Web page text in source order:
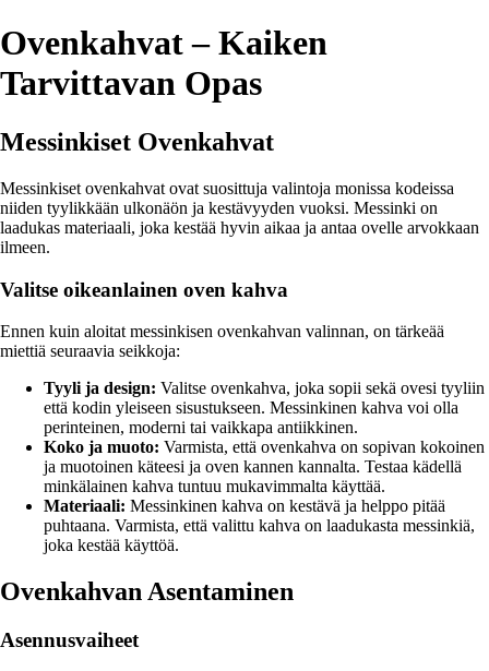
Ovenkahvat – Kaiken
Tarvittavan Opas
Messinkiset Ovenkahvat
Messinkiset ovenkahvat ovat suosittuja valintoja monissa kodeissa
niiden tyylikkään ulkonäön ja kestävyyden vuoksi. Messinki on
laadukas materiaali, joka kestää hyvin aikaa ja antaa ovelle arvokkaan
ilmeen.
Valitse oikeanlainen oven kahva
Ennen kuin aloitat messinkisen ovenkahvan valinnan, on tärkeää
miettiä seuraavia seikkoja:
Tyyli ja design: Valitse ovenkahva, joka sopii sekä ovesi tyyliin
että kodin yleiseen sisustukseen. Messinkinen kahva voi olla
perinteinen, moderni tai vaikkapa antiikkinen.
Koko ja muoto: Varmista, että ovenkahva on sopivan kokoinen
ja muotoinen käteesi ja oven kannen kannalta. Testaa kädellä
minkälainen kahva tuntuu mukavimmalta käyttää.
Materiaali: Messinkinen kahva on kestävä ja helppo pitää
puhtaana. Varmista, että valittu kahva on laadukasta messinkiä,
joka kestää käyttöä.
Ovenkahvan Asentaminen
Asennusvaiheet